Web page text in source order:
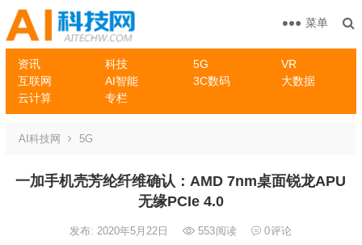
资讯 科技 5G
VR
互联网
AI智能 3C数码
大数据
云计算
专栏
菜单
AI科技网 5G
一加手机壳芳纶纤维确认：AMD 7nm桌面锐龙APU
无缘PCIe 4.0
发布: 2020年5月22日 553阅读 0评论